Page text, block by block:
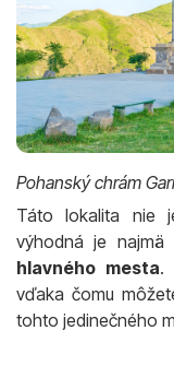
Pohanský chrám
Táto lokalita nie
výhodná je
hlavného mesta.
vďaka čomu
tohto jedinečného